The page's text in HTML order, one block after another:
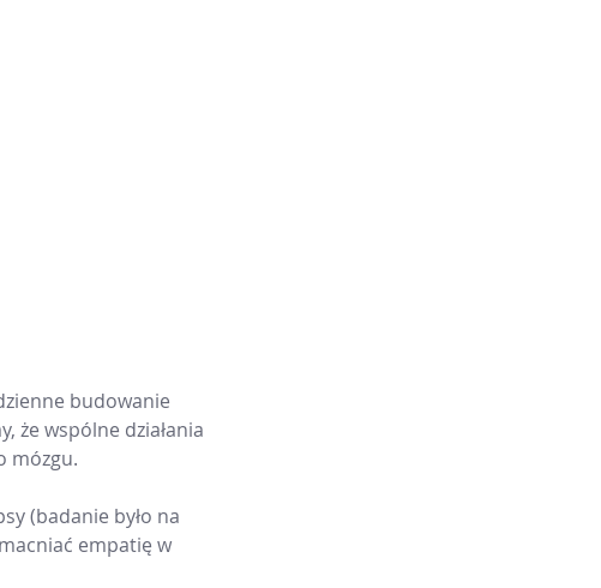
budowanie
że wspólne działania
mózgu.
(badanie było na
empatię w